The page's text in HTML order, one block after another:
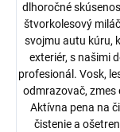
dlhoročné
štvorkolesový
svojmu autu kúru,
exteriér, s našimi
profesionál. Vosk,
odmrazovač, zmes
Aktívna pena na
čistenie a